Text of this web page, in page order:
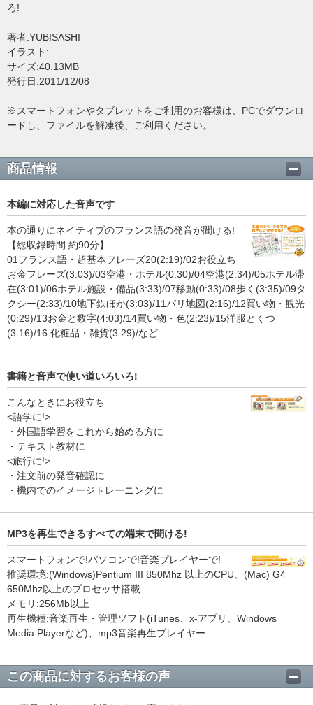
ろ!
著者:YUBISASHI
イラスト:
サイズ:40.13MB
発行日:2011/12/08
※スマートフォンやタブレットをご利用のお客様は、PCでダウンロ
ードし、ファイルを解凍後、ご利用ください。
商品情報
本編に対応した音声です
本の通りにネイティブのフランス語の発音が聞ける!
【総収録時間 約90分】
01フランス語・超基本フレーズ20(2:19)/02お役立ち
お金フレーズ(3:03)/03空港・ホテル(0:30)/04空港(2:34)/05ホテル滞
在(3:01)/06ホテル施設・備品(3:33)/07移動(0:33)/08歩く(3:35)/09タ
クシー(2:33)/10地下鉄ほか(3:03)/11パリ地図(2:16)/12買い物・観光
(0:29)/13お金と数字(4:03)/14買い物・色(2:23)/15洋服とくつ
(3:16)/16 化粧品・雑貨(3:29)/など
書籍と音声で使い道いろいろ!
こんなときにお役立ち
<語学に!>
・外国語学習をこれから始める方に
・テキスト教材に
<旅行に!>
・注文前の発音確認に
・機内でのイメージトレーニングに
MP3を再生できるすべての端末で聞ける!
スマートフォンで!パソコンで!音楽プレイヤーで!
推奨環境:(Windows)Pentium III 850Mhz 以上のCPU、(Mac) G4
650Mhz以上のプロセッサ搭載
メモリ:256Mb以上
再生機種:音楽再生・管理ソフト(iTunes、x-アプリ、Windows
Media Playerなど)、mp3音楽再生プレイヤー
この商品に対するお客様の声